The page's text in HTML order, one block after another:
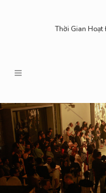
Thời Gian Hoạt